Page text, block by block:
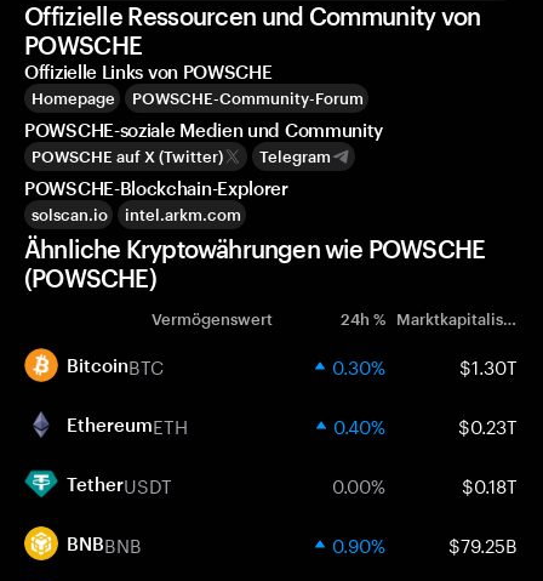
Offizielle Ressourcen und Community von
POWSCHE
Offizielle Links von POWSCHE
Homepage POWSCHE-Community-Forum
POWSCHE-soziale Medien und Community
POWSCHE auf X (Twitter) Telegram
POWSCHE-Blockchain-Explorer
solscan.io intel.arkm.com
Ähnliche Kryptowährungen wie POWSCHE
(POWSCHE)
Vermögenswert 24h % Marktkapitalisierung
BitcoinBTC 0.30% $1.30T
EthereumETH 0.40% $0.23T
TetherUSDT 0.00% $0.18T
BNBBNB 0.90% $79.25B